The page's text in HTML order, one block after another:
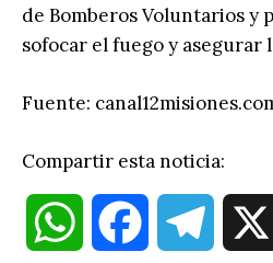
de Bomberos Voluntarios y
sofocar el fuego y asegurar
Fuente:
Compartir esta noticia:
W